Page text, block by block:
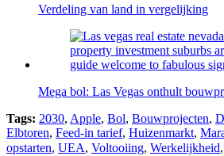
Verdeling van land in vergelijking
Mega bol: Las Vegas onthult
Tags: 2030, Apple, Bol, Bouwprojecten,
Elbtoren, Feed-in tarief, Huizenmarkt,
opstarten, UEA, Voltooiing, Werkelijkheid,